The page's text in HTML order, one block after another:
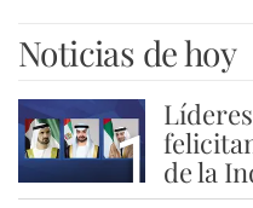
Noticias de hoy
1 de la